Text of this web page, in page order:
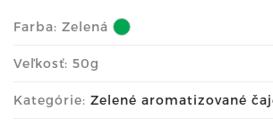
Farba: Zelená
Veľkosť: 50g
Kategórie: Zelené aromatizované